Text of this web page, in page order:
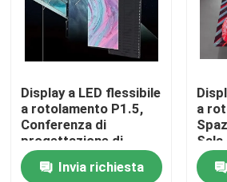
Visita alla fabbrica
Contattaci
Notizie
Display a LED flessibile
a rotolamento P1.5,
Conferenza di
progettazione di
risparmio di spazio,
spettacoli, teatro
Invia richiesta
a